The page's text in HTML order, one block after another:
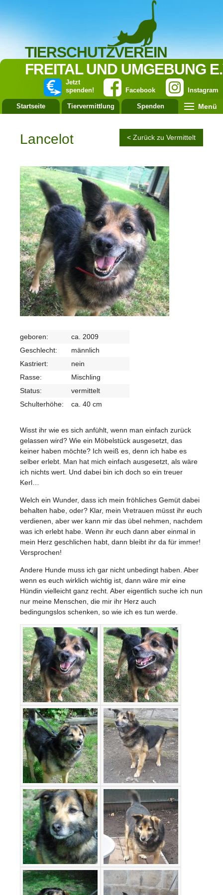
TIERSCHUTZVEREIN
FREITAL UND UMGEBUNG
Instagram
Facebook
Jetzt
spenden!
Startseite Tiervermittlung Spenden Menü
Lancelot < Zurück zu Vermittelt
geboren:
ca. 2009
Geschlecht:
männlich
Kastriert:
nein
Rasse:
Mischling
Status:
vermittelt
Schulterhöhe:
ca. 40 cm
Wisst ihr wie es sich anfühlt, wenn man einfach zurück
gelassen wird? Wie ein Möbelstück ausgesetzt, das
keiner haben möchte? Ich weiß es, denn ich habe es
selber erlebt. Man hat mich einfach ausgesetzt, als wäre
ich nichts wert. Und dabei bin ich doch so ein treuer
Kerl…
Welch ein Wunder, dass ich mein fröhliches Gemüt dabei
behalten habe, oder? Klar, mein Vretrauen müsst ihr euch
verdienen, aber wer kann mir das übel nehmen, nachdem
was ich erlebt habe. Wenn ihr euch dann aber einmal in
mein Herz geschlichen habt, dann bleibt ihr da für immer!
Versprochen!
Andere Hunde muss ich gar nicht unbedingt haben. Aber
wenn es euch wirklich wichtig ist, dann wäre mir eine
Hündin vielleicht ganz recht. Aber eigentlich suche ich nun
nur meine Menschen, die mir ihr Herz auch
bedingungslos schenken, so wie ich es tun werde.